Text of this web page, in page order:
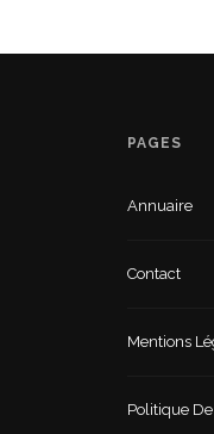
PAGES
Annuaire
Contact
Mentions
Politique De